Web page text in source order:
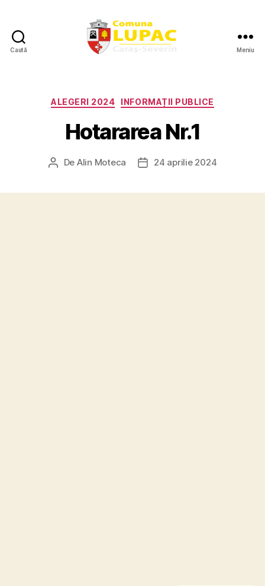
Caută
al
Primăriei
Comunei
Lupac
Meniu
Categorii
ALEGERI 2024 INFORMAȚII PUBLICE
Hotararea Nr.1
Autor
De Alin Moteca
Dată24 aprilie 2024